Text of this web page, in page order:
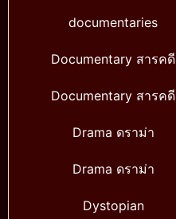
documentaries
Documentary สารคดี
Documentary สารคดี
Drama ดราม่า
Drama ดราม่า
Dystopian